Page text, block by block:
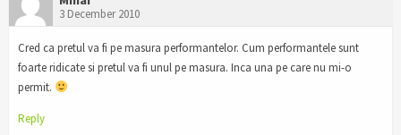
3 December 2010
Cred ca pretul va fi pe masura performantelor. Cum performantele sunt
foarte ridicate si pretul va fi unul pe masura. Inca una pe care nu mi-o
permit.
Reply